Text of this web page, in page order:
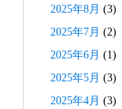
2025年8月 (3)
2025年7月 (2)
2025年6月 (1)
2025年5月 (3)
2025年4月 (3)